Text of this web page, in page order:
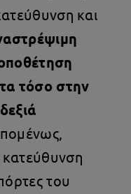
και
τόσο στην
του